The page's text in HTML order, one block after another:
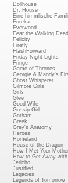
Dollhouse
Dr. House
Eine himmlische
Eureka
Everwood
Fear the Walking Dead
Felicity
Firefly
FlashForward
Friday Night Lights
Fringe
Game of Thrones
Georgie & Mandy's
Ghost Whisperer
Gilmore Girls
Girls
Glee
Good Wife
Gossip Girl
Gotham
Greek
Grey's Anatomy
Heroes
Homeland
House of the Dragon
How I Met Your
How to Get Away
Jericho
Justified
Legacies
Legends of Tomorrow